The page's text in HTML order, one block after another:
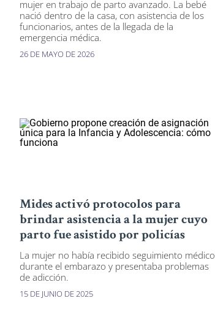
mujer en trabajo de parto avanzado. La bebé
nació dentro de la casa, con asistencia de los
funcionarios, antes de la llegada de la
emergencia médica.
26 DE MAYO DE 2026
Mides activó protocolos para
brindar asistencia a la mujer cuyo
parto fue asistido por policías
La mujer no había recibido seguimiento médico
durante el embarazo y presentaba problemas
de adicción.
15 DE JUNIO DE 2025